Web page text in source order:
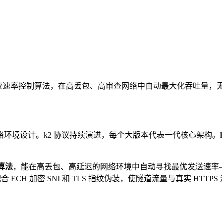
率控制算法，在高丢包、高审查网络中自动最大化吞吐量，
境设计。k2 协议持续演进，每个大版本代表一代核心架构。
法，能在高丢包、高延迟的网络环境中自动寻找最优发送速
ECH 加密 SNI 和 TLS 指纹伪装，使隧道流量与真实 HTTPS